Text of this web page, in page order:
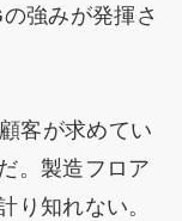
強みが発揮さ
客が求めてい
。製造フロア
り知れない。